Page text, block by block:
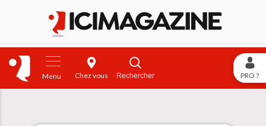
Menu Chez vous Rechercher PRO ?